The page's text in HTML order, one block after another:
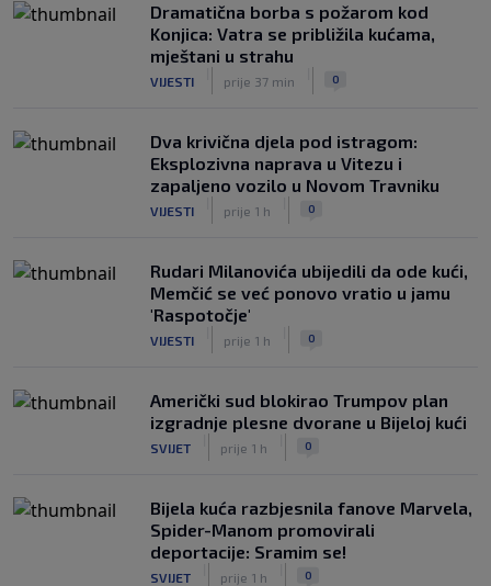
Dramatična borba s požarom kod
Konjica: Vatra se približila kućama,
mještani u strahu
VIJESTI prije 37 min 0
Dva krivična djela pod istragom:
Eksplozivna naprava u Vitezu i
zapaljeno vozilo u Novom Travniku
VIJESTI prije 1 h 0
Rudari Milanovića ubijedili da ode kući,
Memčić se već ponovo vratio u jamu
'Raspotočje'
VIJESTI prije 1 h 0
Američki sud blokirao Trumpov plan
izgradnje plesne dvorane u Bijeloj kući
SVIJET prije 1 h 0
Bijela kuća razbjesnila fanove Marvela,
Spider-Manom promovirali
deportacije: Sramim se!
SVIJET prije 1 h 0